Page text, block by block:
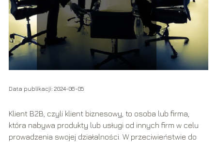
Data publikacji: 2024-06-05
Klient B2B, czyli klient biznesowy, to osoba lub firma,
która nabywa produkty lub usługi od innych firm w celu
prowadzenia swojej działalności. W przeciwieństwie do